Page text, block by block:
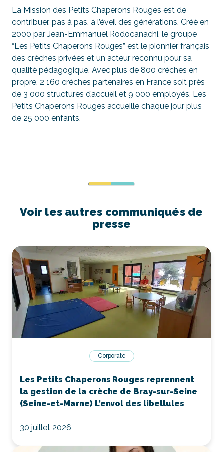
La Mission des Petits Chaperons Rouges est de
contribuer, pas à pas, à l’éveil des générations. Créé en
2000 par Jean-Emmanuel Rodocanachi, le groupe
“Les Petits Chaperons Rouges” est le pionnier français
des crèches privées et un acteur reconnu pour sa
qualité pédagogique. Avec plus de 800 crèches en
propre, 2 160 crèches partenaires en France soit près
de 3 000 structures d’accueil et 9 000 employés. Les
Petits Chaperons Rouges accueille chaque jour plus
de 25 000 enfants.
Voir les autres communiqués de
presse
Corporate
Les Petits Chaperons Rouges reprennent
la gestion de la crèche de Bray-sur-Seine
(Seine-et-Marne) L’envol des libellules
30 juillet 2026